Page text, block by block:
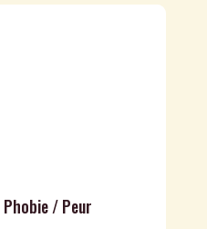
/ Peur